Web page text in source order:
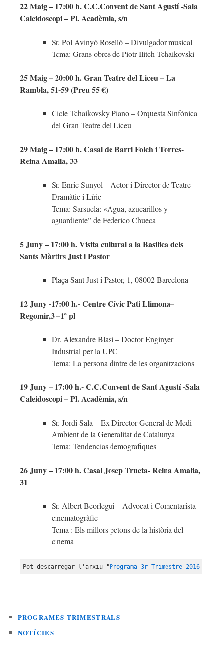
22 Maig – 17:00 h. C.C.Convent de Sant Agustí -Sala
Caleidoscopi – Pl. Acadèmia, s/n
Sr. Pol Avinyó Roselló – Divulgador musical
Tema: Grans obres de Piotr Ilitch Tchaikovski
25 Maig – 20:00 h. Gran Teatre del Liceu – La
Rambla, 51-59 (Preu 55 €)
Cicle Tchaikovsky Piano – Orquesta Sinfónica
del Gran Teatre del Liceu
29 Maig – 17:00 h. Casal de Barri Folch i Torres-
Reina Amalia, 33
Sr. Enric Sunyol – Actor i Director de Teatre
Dramàtic i Líric
Tema: Sarsuela: «Agua, azucarillos y
aguardiente” de Federico Chueca
5 Juny – 17:00 h. Visita cultural a la Basilica dels
Sants Màrtirs Just i Pastor
Plaça Sant Just i Pastor, 1, 08002 Barcelona
12 Juny -17:00 h.- Centre Cívic Pati Llimona–
Regomir,3 –1ª pl
Dr. Alexandre Blasi – Doctor Enginyer
Industrial per la UPC
Tema: La persona dintre de les organitzacions
19 Juny – 17:00 h.- C.C.Convent de Sant Agustí -Sala
Caleidoscopi – Pl. Acadèmia, s/n
Sr. Jordi Sala – Ex Director General de Medi
Ambient de la Generalitat de Catalunya
Tema: Tendencias demografiques
26 Juny – 17:00 h. Casal Josep Trueta- Reina Amalia,
31
Sr. Albert Beorlegui – Advocat i Comentarista
cinematogràfic
Tema : Els millors petons de la història del
cinema
Pot descarregar l'arxiu " Programa 3r Trimestre 2016-2017
PROGRAMES TRIMESTRALS
NOTÍCIES